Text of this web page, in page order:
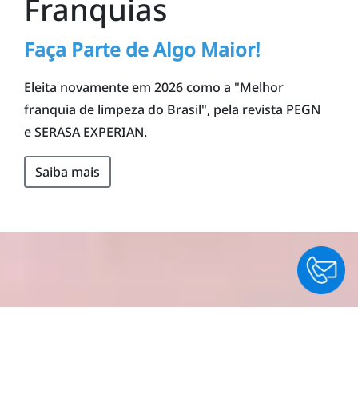
Franquias
Faça Parte de Algo Maior!
Eleita novamente em 2026 como a "Melhor
franquia de limpeza do Brasil", pela revista PEGN
e SERASA EXPERIAN.
Saiba mais